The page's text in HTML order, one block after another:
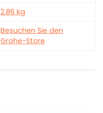
‎2.86 kg
Besuchen Sie den
Grohe-Store